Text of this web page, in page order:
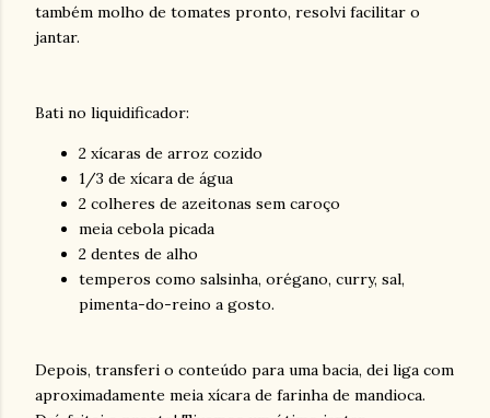
também molho de tomates pronto, resolvi facilitar o
jantar.
Bati no liquidificador:
2 xícaras de arroz cozido
1/3 de xícara de água
2 colheres de azeitonas sem caroço
meia cebola picada
2 dentes de alho
temperos como salsinha, orégano, curry, sal,
pimenta-do-reino a gosto.
Depois, transferi o conteúdo para uma bacia, dei liga com
aproximadamente meia xícara de farinha de mandioca.